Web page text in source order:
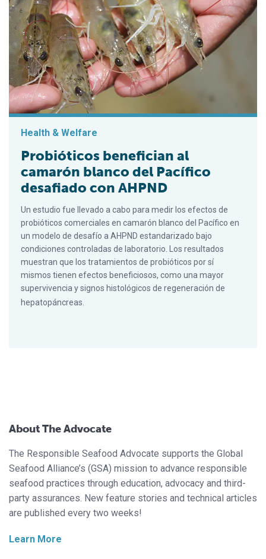
Health & Welfare
Probióticos benefician al
camarón blanco del Pacífico
desafiado con AHPND
Un estudio fue llevado a cabo para medir los efectos de
probióticos comerciales en camarón blanco del Pacífico en
un modelo de desafío a AHPND estandarizado bajo
condiciones controladas de laboratorio. Los resultados
muestran que los tratamientos de probióticos por sí
mismos tienen efectos beneficiosos, como una mayor
supervivencia y signos histológicos de regeneración de
hepatopáncreas.
About The Advocate
The Responsible Seafood Advocate supports the Global
Seafood Alliance’s (GSA) mission to advance responsible
seafood practices through education, advocacy and third-
party assurances. New feature stories and technical articles
are published every two weeks!
Learn More